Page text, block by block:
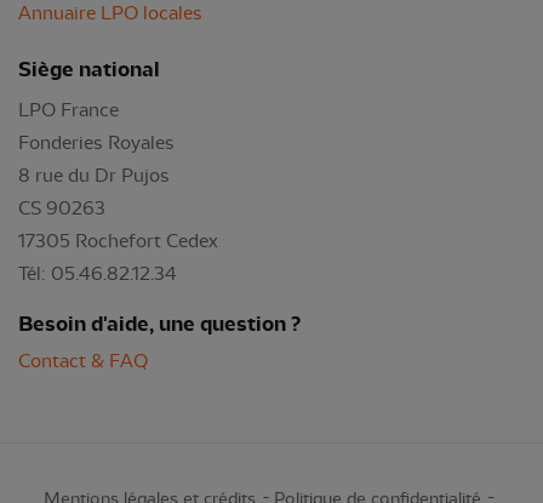
Annuaire LPO locales
Siège national
LPO France
Fonderies Royales
8 rue du Dr Pujos
CS 90263
17305 Rochefort Cedex
Tél: 05.46.82.12.34
Besoin d'aide, une question ?
Contact & FAQ
Mentions légales et crédits Politique de confidentialité